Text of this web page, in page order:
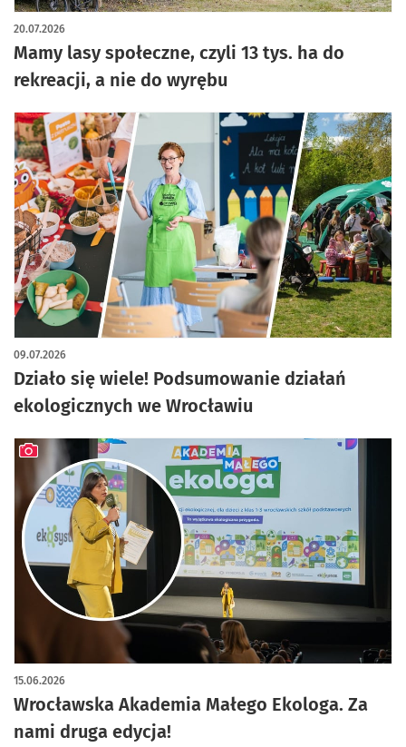
Mamy lasy społeczne, czyli 13 tys. ha do
rekreacji, a nie do wyrębu
20.07.2026
artykuł z galerią zdjęć
Działo się wiele! Podsumowanie działań
ekologicznych we Wrocławiu
09.07.2026
Wrocławska Akademia Małego Ekologa. Za
nami druga edycja!
15.06.2026
artykuł z galerią zdjęć